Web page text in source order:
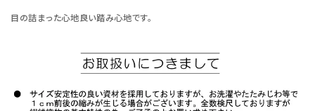
目の詰まった心地良い踏み心地です。